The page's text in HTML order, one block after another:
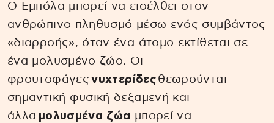
Ο Εμπόλα μπορεί να εισέλθει στον
ανθρώπινο πληθυσμό μέσω ενός συμβάντος
«διαρροής», όταν ένα άτομο εκτίθεται σε
ένα μολυσμένο ζώο. Οι
φρουτοφάγεςνυχτερίδεςθεωρούνται
σημαντική φυσική δεξαμενή και
άλλα μολυσμένα ζώα μπορεί να